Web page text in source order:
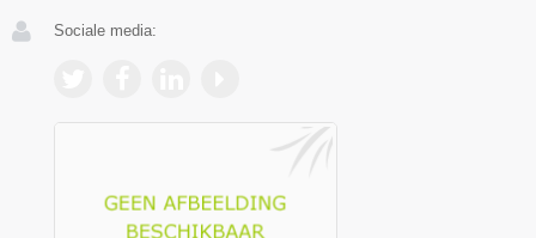
Sociale media: